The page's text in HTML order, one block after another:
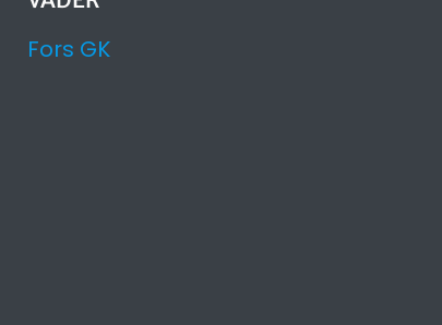
Fors GK